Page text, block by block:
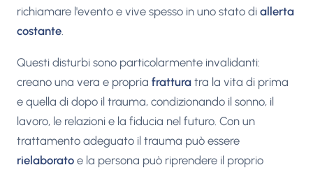
richiamare l'evento e vive spesso in uno stato di allerta
costante.
Questi disturbi sono particolarmente invalidanti:
creano una vera e propria frattura tra la vita di prima
e quella di dopo il trauma, condizionando il sonno, il
lavoro, le relazioni e la fiducia nel futuro. Con un
trattamento adeguato il trauma può essere
rielaborato e la persona può riprendere il proprio